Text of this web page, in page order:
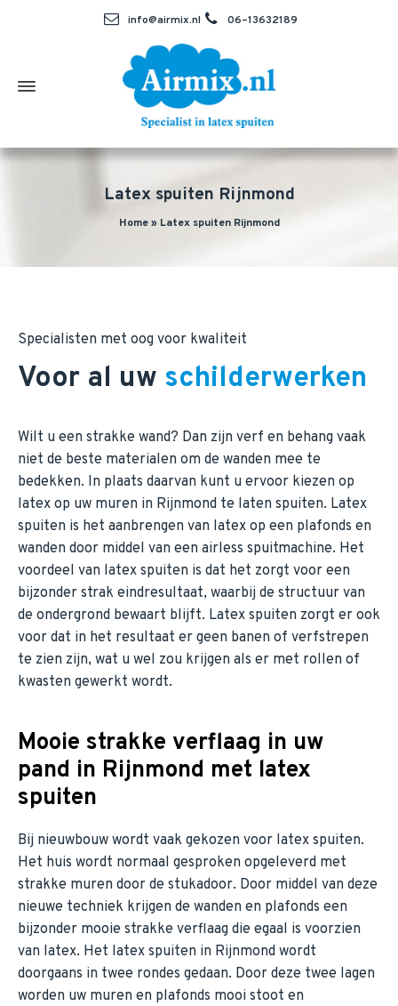
info@airmix.nl 06–13632189
Latex spuiten Rijnmond
Home» Latex spuiten Rijnmond
Specialisten met oog voor kwaliteit
Voor al uw schilderwerken
Wilt u een strakke wand? Dan zijn verf en behang vaak
niet de beste materialen om de wanden mee te
bedekken. In plaats daarvan kunt u ervoor kiezen op
latex op uw muren in Rijnmond te laten spuiten. Latex
spuiten is het aanbrengen van latex op een plafonds en
wanden door middel van een airless spuitmachine. Het
voordeel van latex spuiten is dat het zorgt voor een
bijzonder strak eindresultaat, waarbij de structuur van
de ondergrond bewaart blijft. Latex spuiten zorgt er ook
voor dat in het resultaat er geen banen of verfstrepen
te zien zijn, wat u wel zou krijgen als er met rollen of
kwasten gewerkt wordt.
Mooie strakke verflaag in uw
pand in Rijnmond met latex
spuiten
Bij nieuwbouw wordt vaak gekozen voor latex spuiten.
Het huis wordt normaal gesproken opgeleverd met
strakke muren door de stukadoor. Door middel van deze
nieuwe techniek krijgen de wanden en plafonds een
bijzonder mooie strakke verflaag die egaal is voorzien
van latex. Het latex spuiten in Rijnmond wordt
doorgaans in twee rondes gedaan. Door deze twee lagen
worden uw muren en plafonds mooi stoot en